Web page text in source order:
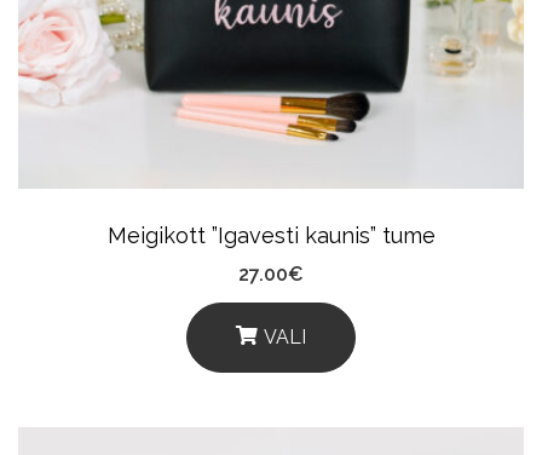
Meigikott ”Igavesti kaunis” tume
27.00€
VALI
This